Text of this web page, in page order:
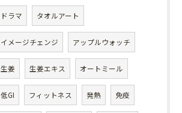
ドラマ タオルアート
イメージチェンジ アップルウォッチ
生姜 生姜エキス オートミール
低GI フィットネス 発熱 免疫